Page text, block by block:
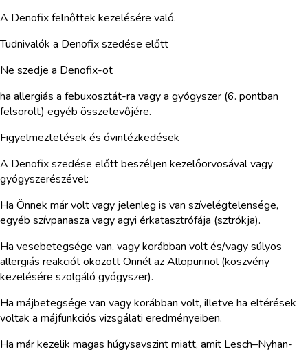
A Denofix felnőttek kezelésére való.
Tudnivalók a Denofix szedése előtt
Ne szedje a Denofix-ot
ha allergiás a febuxosztát-ra vagy a gyógyszer (6. pontban
felsorolt) egyéb összetevőjére.
Figyelmeztetések és óvintézkedések
A Denofix szedése előtt beszéljen kezelőorvosával vagy
gyógyszerészével:
Ha Önnek már volt vagy jelenleg is van szívelégtelensége,
egyéb szívpanasza vagy agyi érkatasztrófája (sztrókja).
Ha vesebetegsége van, vagy korábban volt és/vagy súlyos
allergiás reakciót okozott Önnél az Allopurinol (köszvény
kezelésére szolgáló gyógyszer).
Ha májbetegsége van vagy korábban volt, illetve ha eltérések
voltak a májfunkciós vizsgálati eredményeiben.
Ha már kezelik magas húgysavszint miatt, amit Lesch–Nyhan-